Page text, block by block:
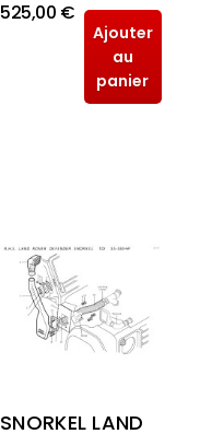
525,00 €
Ajouter
au
panier
SNORKEL LAND